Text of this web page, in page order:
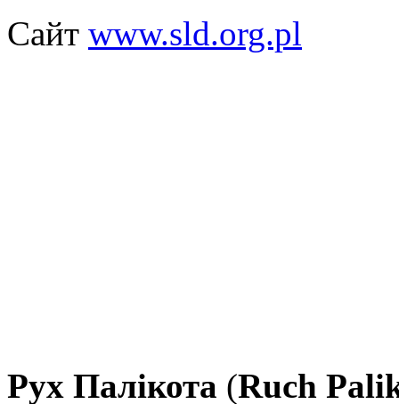
Сайт www.sld.org.pl
Рух Палікота (Ruch